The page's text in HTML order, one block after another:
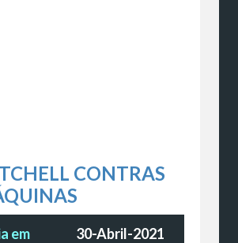
CONTRAS
em
30-Abril-2021